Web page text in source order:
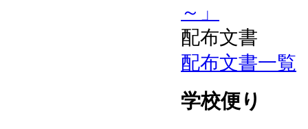
～」
配布文書
配布文書一覧
学校便り